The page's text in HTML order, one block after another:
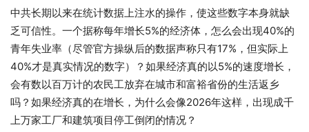
中共长期以来在统计数据上注水的操作，使这些数字本身就缺
乏可信性。一个据称每年增长5%的经济体，怎么会出现40%的
青年失业率（尽管官方操纵后的数据声称只有17%，但实际上
40%才是真实情况的数字）？如果经济真的以5%的速度增长，
会有数以百万计的农民工放弃在城市和富裕省份的生活返乡
吗？如果经济真的在增长，为什么会像2026年这样，出现成千
上万家工厂和建筑项目停工倒闭的情况？